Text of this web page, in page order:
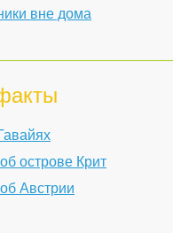
вне дома
острове Крит
Австрии